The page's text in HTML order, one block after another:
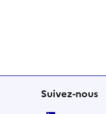
Suivez-nous